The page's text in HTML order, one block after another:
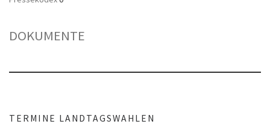
DOKUMENTE
TERMINE LANDTAGSWAHLEN